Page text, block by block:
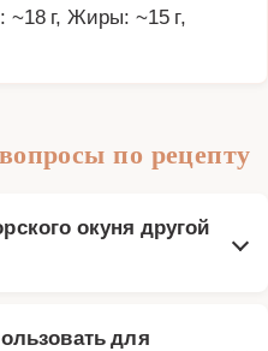
~18 г, Жиры: ~15 г,
по рецепту
окуня другой
для